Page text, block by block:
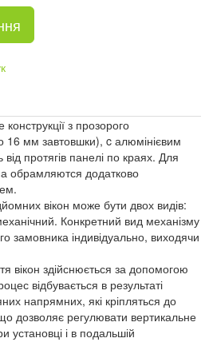
з прозорого
16 мм завтовшки), c алюмінієвим
протягів панелі по краях. Для
обрамляются додатково
вікон може бути двох видів:
Конкретний вид механізму
замовника індивідуально, виходячи
вікон здійснюється за допомогою
відбувається в результаті
напрямних, які кріпляться до
що дозволяє регулювати вертикальне
і в подальшій